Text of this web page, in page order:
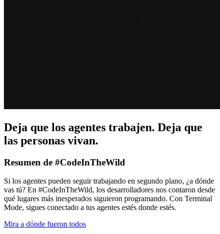
Deja que los agentes trabajen. Deja que
las personas vivan.
Resumen de #CodeInTheWild
Si los agentes pueden seguir trabajando en segundo plano, ¿a dónde
vas tú? En #CodeInTheWild, los desarrolladores nos contaron desde
qué lugares más inesperados siguieron programando. Con Terminal
Mode, sigues conectado a tus agentes estés donde estés.
Mira a dónde fueron todos